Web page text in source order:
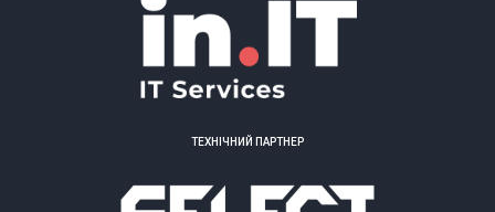
ТЕХНІЧНИЙ ПАРТНЕР